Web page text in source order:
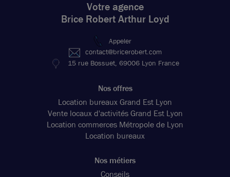
Votre agence
Brice Robert Arthur Loyd
Appeler
contact@bricerobert.com
15 rue Bossuet, 69006 Lyon France
Nos offres
Location bureaux Grand Est Lyon
Vente locaux d'activités Grand Est Lyon
Location commerces Métropole de Lyon
Location bureaux
Nos métiers
Conseils